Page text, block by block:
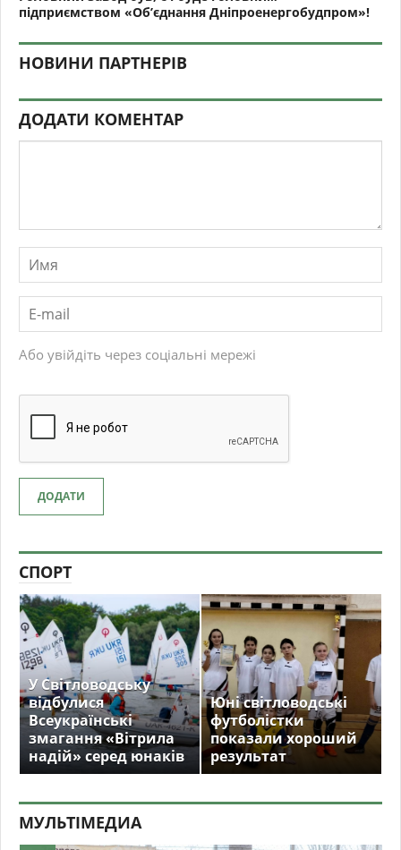
підприємством «Об’єднання Дніпроенергобудпром»!
НОВИНИ ПАРТНЕРІВ
ДОДАТИ КОМЕНТАР
Або увійдіть через соціальні мережі
ДОДАТИ
СПОРТ
У Світловодську
відбулися
Всеукраїнські
змагання «Вітрила
надій» серед юнаків
Юні світловодські
футболістки
показали хороший
результат
МУЛЬТIМЕДИА